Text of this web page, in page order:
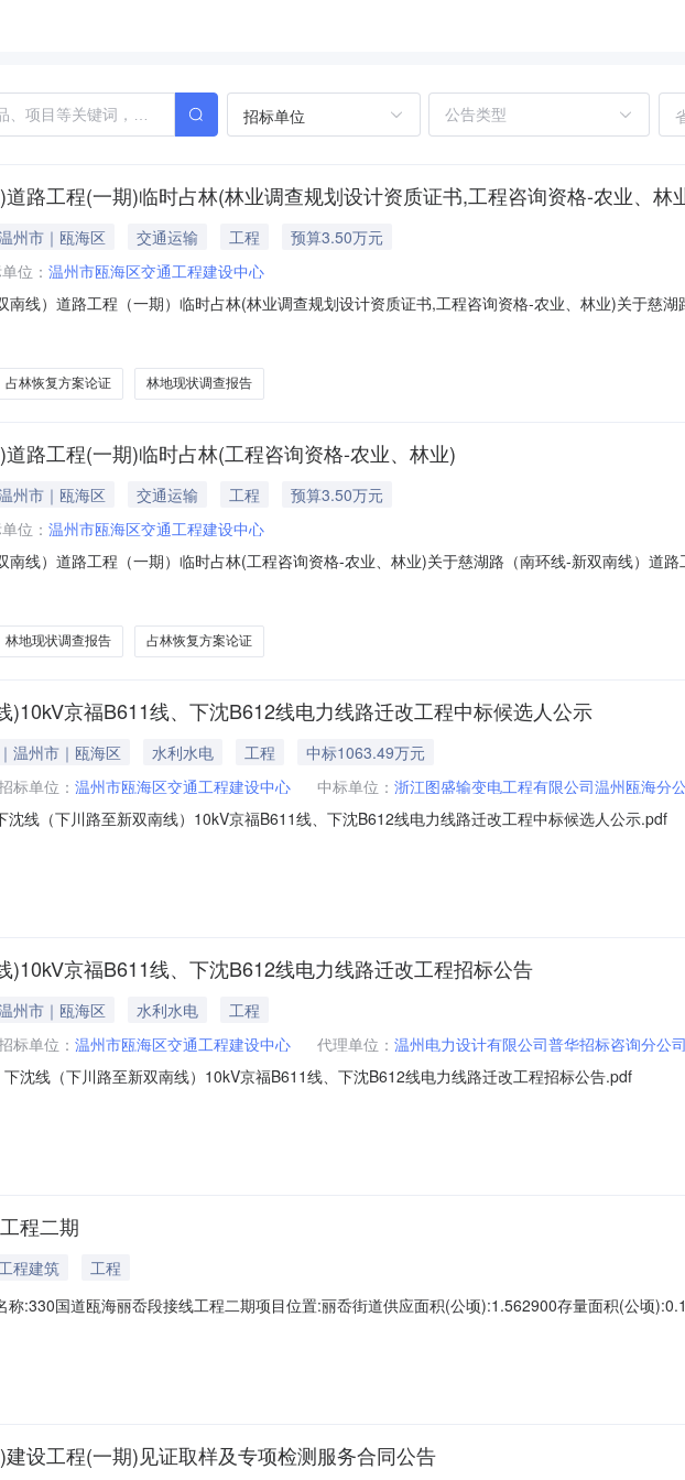
招标单位
路工程(一期)临时占林(林业调查规划设计资质证书,工程咨询资格-农业、林
州市｜瓯海区 交通运输 工程
预算3.50万元
位： 温州市瓯海区交通工程建设中心
南线）道路工程（一期）临时占林(林业调查规划设计资质证书,工程咨询资格-农业、林业)关于慈
南线）道路工程（一期）临时占林(林业调查规划设计资质证书,工程咨询资格-农业、林业)选取中
慈
占林恢复方案论证 林地现状调查报告
路工程(一期)临时占林(工程咨询资格-农业、林业)
州市｜瓯海区 交通运输 工程
预算3.50万元
位： 温州市瓯海区交通工程建设中心
南线）道路工程（一期）临时占林(工程咨询资格-农业、林业)关于慈湖路（南环线-新双南线）道
林业)选取中介服务公告如下：一、业主单位：温州市瓯海区交通工程建设中心二、项目名称：慈
林地现状调查报告 占林恢复方案论证
)10kV京福B611线、下沈B612线电力线路迁改工程中标候选人公示
温州市｜瓯海区 水利水电 工程
中标1063.49万元
标单位： 温州市瓯海区交通工程建设中心 中标单位： 浙江图盛输变电工程有限公司温州瓯海分
沈线（下川路至新双南线）10kV京福B611线、下沈B612线电力线路迁改工程中标候选人公示.pdf
)10kV京福B611线、下沈B612线电力线路迁改工程招标公告
州市｜瓯海区 水利水电
工程
标单位： 温州市瓯海区交通工程建设中心 代理单位： 温州电力设计有限公司普华招标咨询分公
沈线（下川路至新双南线）10kV京福B611线、下沈B612线电力线路迁改工程招标公告.pdf
程二期
工程建筑
工程
称:330国道瓯海丽岙段接线工程二期项目位置:丽岙街道供应面积(公顷):1.562900存量面积(公顷
29约定开工时间:2028-05-29约定竣工时间:2030-05-29实际开工时间:实际竣工时间:批准单位:温
设工程(一期)见证取样及专项检测服务合同公告